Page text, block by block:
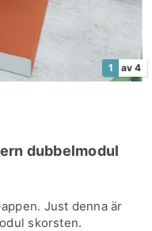
1 av 4
dubbelmodul
Just denna är
skorsten.